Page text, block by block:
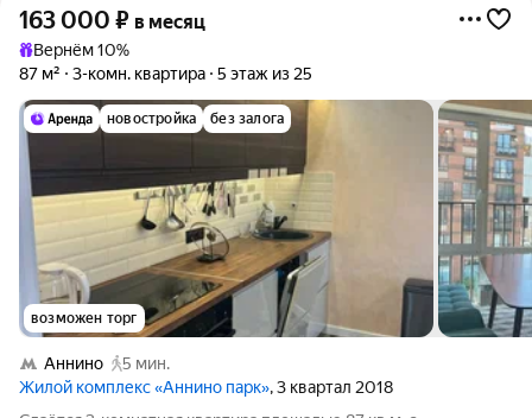
163 000 ₽ в месяц
Вернём 10%
87 м²
3-комн. квартира 5 этаж из 25
новостройка без залога
возможен торг
Аннино
5 мин.
Жилой комплекс «Аннино парк», 3 квартал 2018